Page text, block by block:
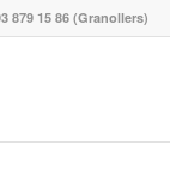
879 15 86 (Granollers)